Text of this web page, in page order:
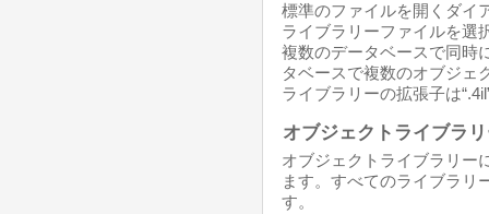
標準のファイルを開くダイ
ライブラリーファイルを選
複数のデータベースで同時
タベースで複数のオブジェ
ライブラリーの拡張子は
オブジェクトライブラ
オブジェクトライブラリー
ます。すべてのライブラリ
す。